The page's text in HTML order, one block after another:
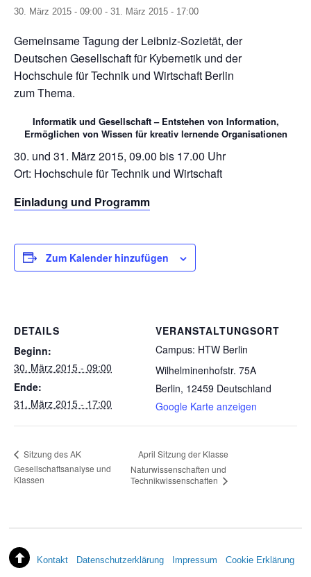
30. März 2015 - 09:00 - 31. März 2015 - 17:00
Gemeinsame Tagung der Leibniz-Sozietät, der
Deutschen Gesellschaft für Kybernetik und der
Hochschule für Technik und Wirtschaft Berlin
zum Thema.
Informatik und Gesellschaft – Entstehen von Information,
Ermöglichen von Wissen für kreativ lernende Organisationen
30. und 31. März 2015, 09.00 bis 17.00 Uhr
Ort: Hochschule für Technik und Wirtschaft
Einladung und Programm
Zum Kalender hinzufügen
DETAILS
Beginn:
30. März 2015 - 09:00
Ende:
31. März 2015 - 17:00
VERANSTALTUNGSORT
Campus: HTW Berlin
Wilhelminenhofstr. 75A
Berlin, 12459 Deutschland
Google Karte anzeigen
Sitzung des AK
Gesellschaftsanalyse und
Klassen
April Sitzung der Klasse
Naturwissenschaften und
Technikwissenschaften
Kontakt Datenschutzerklärung Impressum Cookie Erklärung